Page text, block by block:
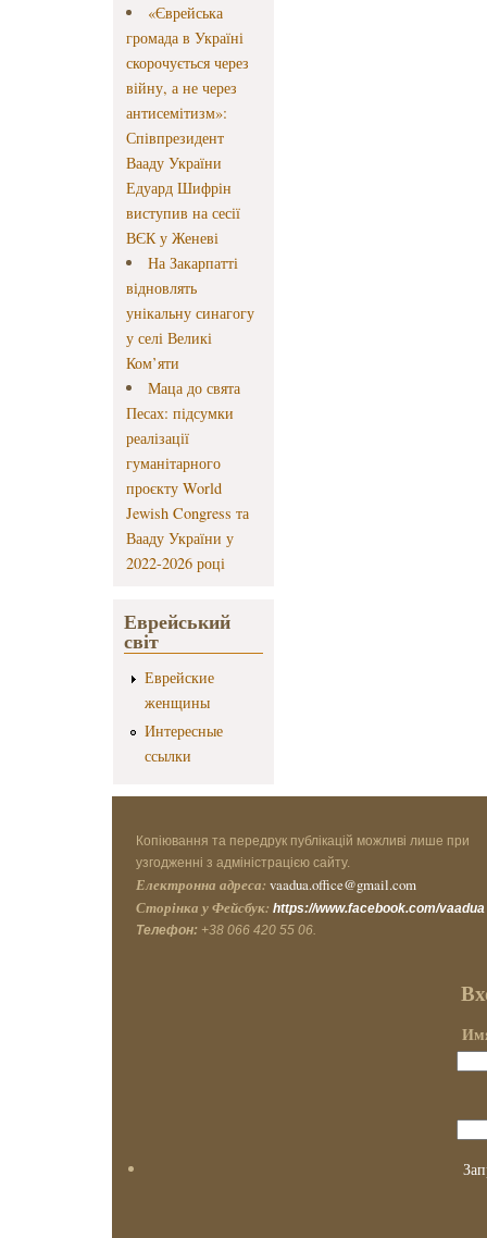
«Єврейська
громада в Україні
скорочується через
війну, а не через
антисемітизм»:
Співпрезидент
Вааду України
Едуард Шифрін
виступив на сесії
ВЄК у Женеві
На Закарпатті
відновлять
унікальну синагогу
у селі Великі
Ком’яти
Маца до свята
Песах: підсумки
реалізації
гуманітарного
проєкту World
Jewish Congress та
Вааду України у
2022-2026 році
Еврейський
світ
Еврейские
женщины
Интересные
ссылки
Копіювання та передрук публікацій можливі лише при
узгодженні з адміністрацією сайту.
Електронна адреса: vaadua.office@gmail.com
Сторінка у Фейсбук: https://www.facebook.com/vaadua
Телефон: +38 066 420 55 06.